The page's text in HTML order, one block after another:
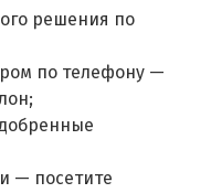
решения по
по телефону —
— посетите